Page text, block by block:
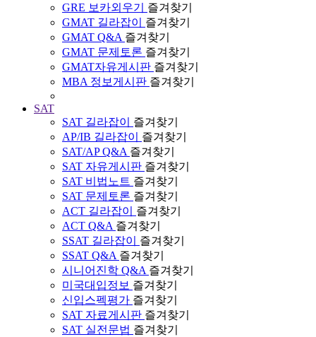
GRE 보카외우기
즐겨찾기
GMAT 길라잡이
즐겨찾기
GMAT Q&A 즐겨찾기
GMAT 문제토론 즐겨찾기
GMAT자유게시판 즐겨찾기
MBA 정보게시판 즐겨찾기
SAT
SAT 길라잡이
즐겨찾기
AP/IB 길라잡이
즐겨찾기
SAT/AP Q&A 즐겨찾기
SAT 자유게시판 즐겨찾기
SAT 비법노트 즐겨찾기
SAT 문제토론 즐겨찾기
ACT 길라잡이
즐겨찾기
ACT Q&A 즐겨찾기
SSAT 길라잡이
즐겨찾기
SSAT Q&A 즐겨찾기
시니어진학 Q&A 즐겨찾기
미국대입정보 즐겨찾기
신입스펙평가 즐겨찾기
SAT 자료게시판 즐겨찾기
SAT 실전문법 즐겨찾기